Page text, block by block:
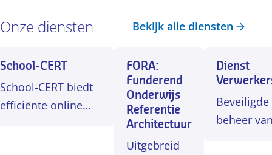
Onze diensten Bekijk alle diensten
School-CERT
School-CERT biedt
efficiënte online
FORA:
Funderend
Onderwijs
Referentie
Architectuur
Uitgebreid
Dienst
beheer